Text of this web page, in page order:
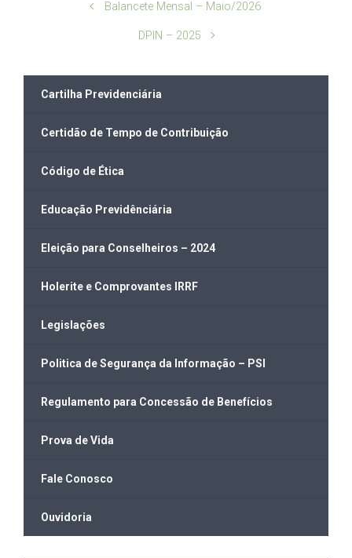
Balancete Mensal – Maio/2026
DPIN – 2025
Cartilha Previdenciária
Certidão de Tempo de Contribuição
Código de Ética
Educação Previdênciária
Eleição para Conselheiros – 2024
Holerite e Comprovantes IRRF
Legislações
Politica de Segurança da Informação – PSI
Regulamento para Concessão de Benefícios
Prova de Vida
Fale Conosco
Ouvidoria